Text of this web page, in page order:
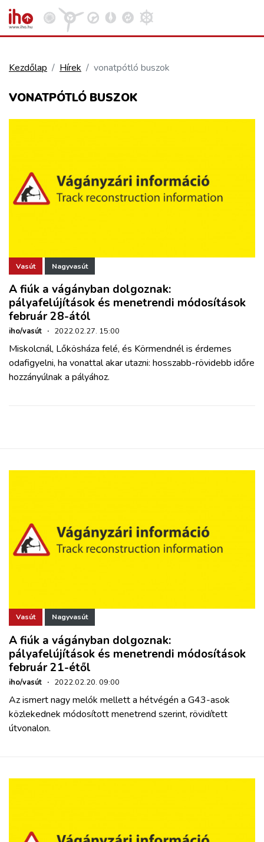
KÖZLEKEDÉSFEJLESZTÉS
ZÖLDÚT
HAJÓZÁS
BLOG
ARCHÍVUM
Kezdőlap Hírek vonatpótló buszok
VONATPÓTLÓ BUSZOK
Vasút Nagyvasút
A fiúk a vágányban dolgoznak:
pályafelújítások és menetrendi módosítások
február 28-ától
iho/vasút · 2022.02.27. 15:00
Miskolcnál, Lőkösháza felé, és Körmendnél is érdemes
odafigyelni, ha vonattal akar utazni: hosszabb-rövidebb időre
hozzányúlnak a pályához.
Vasút Nagyvasút
A fiúk a vágányban dolgoznak:
pályafelújítások és menetrendi módosítások
február 21-étől
iho/vasút · 2022.02.20. 09:00
Az ismert nagy melók mellett a hétvégén a G43-asok
közlekednek módosított menetrend szerint, rövidített
útvonalon.